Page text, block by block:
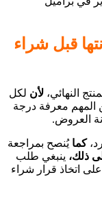
قبل شراء
النهائي، لأن لكل
المهم معرفة درجة
العروض.
كما يُنصح بمراجعة
ذلك، ينبغي طلب
اتخاذ قرار شراء